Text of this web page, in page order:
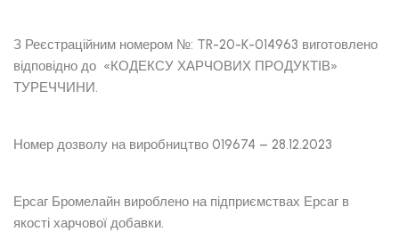
З Реєстраційним номером №: TR-20-K-014963 виготовлено
відповідно до «КОДЕКСУ ХАРЧОВИХ ПРОДУКТІВ»
ТУРЕЧЧИНИ.
Номер дозволу на виробництво 019674 – 28.12.2023
Ерсаг Бромелайн вироблено на підприємствах Ерсаг в
якості харчової добавки.